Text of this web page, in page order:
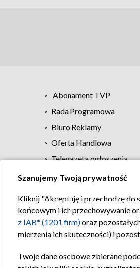
Abonament TVP
Rada Programowa
Biuro Reklamy
Oferta Handlowa
Telegazeta ogłoszenia
Szanujemy Twoją prywatność
Kliknij "Akceptuję i przechodzę do
końcowym i ich przechowywanie
z IAB* (1201 firm)oraz
mierzenia ich skuteczności) i
Twoje dane osobowe zbierane